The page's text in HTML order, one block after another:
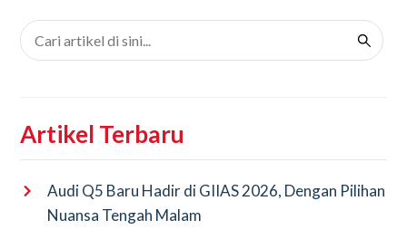
Artikel Terbaru
Audi Q5 Baru Hadir di GIIAS 2026, Dengan Pilihan
Nuansa Tengah Malam